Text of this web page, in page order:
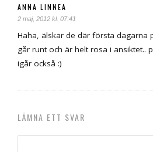
ANNA LINNEA
2 maj, 2012 kl. 07:41
Haha, älskar de där första dagarna
går runt och är helt rosa i ansiktet..
igår också :)
LÄMNA ETT SVAR